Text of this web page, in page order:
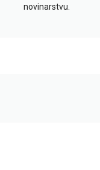
novinarstvu.